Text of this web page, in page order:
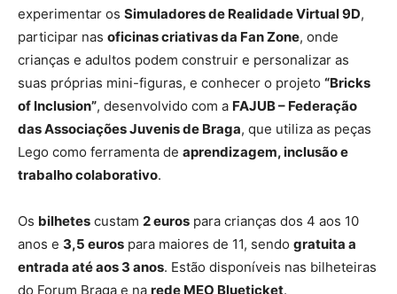
experimentar os Simuladores de Realidade Virtual 9D,
participar nas oficinas criativas da Fan Zone, onde
crianças e adultos podem construir e personalizar as
suas próprias mini-figuras, e conhecer o projeto “Bricks
of Inclusion”, desenvolvido com a FAJUB – Federação
das Associações Juvenis de Braga, que utiliza as peças
Lego como ferramenta de aprendizagem, inclusão e
trabalho colaborativo.
Os bilhetes custam 2 euros para crianças dos 4 aos 10
anos e 3,5 euros para maiores de 11, sendo gratuita a
entrada até aos 3 anos. Estão disponíveis nas bilheteiras
do Forum Braga e na rede MEO Blueticket.